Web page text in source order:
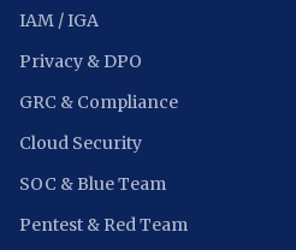
IAM / IGA
Privacy & DPO
GRC & Compliance
Cloud Security
SOC & Blue Team
Pentest & Red Team